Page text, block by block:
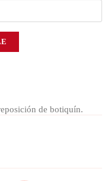
de botiquín.